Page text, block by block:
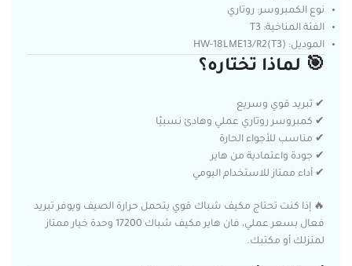
نوع الكمبروسر: روتاري
الفئة المناخية: T3
الموديل: HW-18LME13/R2(T3)
🎯 لماذا تختاره؟
✔ تبريد قوي وسريع
✔ كمبروسر روتاري عملي وهادئ نسبيًا
✔ مناسب للأجواء الحارة
✔ جودة واعتمادية من هاير
✔ أداء ممتاز للاستخدام اليومي
🔥 إذا كنت تحتاج مكيف شباك قوي يتحمل حرارة الصيف ويوفر تبريد
فعال بسعر عملي، فان هاير مكيف شباك 17200 وحدة خيار ممتاز
لمنزلك أو مكتبك.